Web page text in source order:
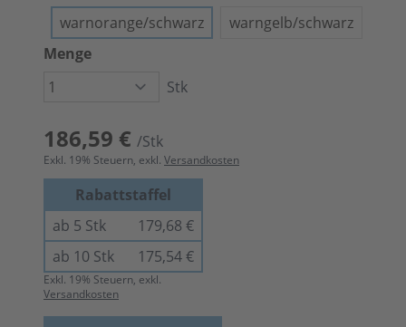
warnorange/schwarz
warngelb/schwarz
Menge
Stk
186,59 € /Stk
Exkl. 19% Steuern, exkl. Versandkosten
Rabattstaffel
ab 5 Stk
179,68 €
ab 10 Stk
175,54 €
Exkl. 19% Steuern, exkl.
Versandkosten